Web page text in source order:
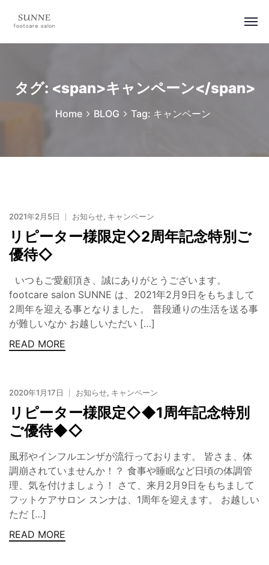
タグ: <span>キャンペーン</span>
Home BLOG Tag: キャンペーン
2021年2月5日 お知らせ, キャンペーン
リピーター様限定◇2周年記念特別ご
優待◇
いつもご愛顧頂き、誠にありがとうございます。
footcare salon SUNNE は、2021年2月9日をもちまして
2周年を迎える事となりました。 普段通りの生活を送る事
が難しいなか お越しいただい […]
READ MORE
2020年1月17日 お知らせ, キャンペーン
リピーター様限定◇◆1周年記念特別
ご優待◆◇
風邪やインフルエンザが流行っております。 皆さま、体
調崩されていませんか！？ 食事や睡眠など日頃の体調管
理、気を付けましょう！ さて、来月2月9日をもちまして
フットケアサロン スンナは、1周年を迎えます。 お越しい
ただ […]
READ MORE